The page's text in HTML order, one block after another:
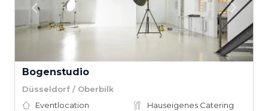
Bo­gen­stu­dio
Düsseldorf / Oberbilk
Eventlocation
Hauseigenes Catering